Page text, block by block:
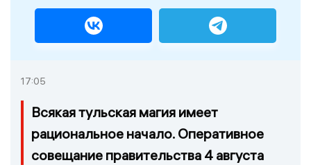
17:05
Всякая тульская магия имеет
рациональное начало. Оперативное
совещание правительства 4 августа